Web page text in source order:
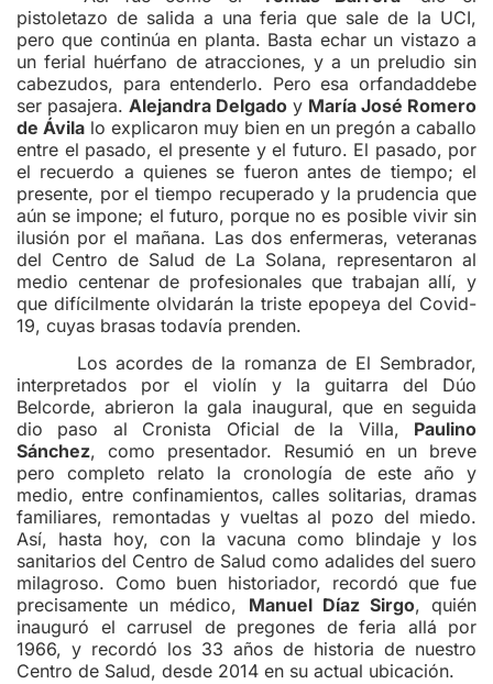
pistoletazo de salida a una feria que sale de la UCI,
pero que continúa en planta. Basta echar un vistazo a
un ferial huérfano de atracciones, y a un preludio sin
cabezudos, para entenderlo. Pero esa orfandaddebe
ser pasajera. Alejandra Delgado y María José Romero
de Ávila lo explicaron muy bien en un pregón a caballo
entre el pasado, el presente y el futuro. El pasado, por
el recuerdo a quienes se fueron antes de tiempo; el
presente, por el tiempo recuperado y la prudencia que
aún se impone; el futuro, porque no es posible vivir sin
ilusión por el mañana. Las dos enfermeras, veteranas
del Centro de Salud de La Solana, representaron al
medio centenar de profesionales que trabajan allí, y
que difícilmente olvidarán la triste epopeya del Covid-
19, cuyas brasas todavía prenden.
Los acordes de la romanza de El Sembrador,
interpretados por el violín y la guitarra del Dúo
Belcorde, abrieron la gala inaugural, que en seguida
dio paso al Cronista Oficial de la Villa, Paulino
Sánchez, como presentador. Resumió en un breve
pero completo relato la cronología de este año y
medio, entre confinamientos, calles solitarias, dramas
familiares, remontadas y vueltas al pozo del miedo.
Así, hasta hoy, con la vacuna como blindaje y los
sanitarios del Centro de Salud como adalides del suero
milagroso. Como buen historiador, recordó que fue
precisamente un médico, Manuel Díaz Sirgo, quién
inauguró el carrusel de pregones de feria allá por
1966, y recordó los 33 años de historia de nuestro
Centro de Salud, desde 2014 en su actual ubicación.